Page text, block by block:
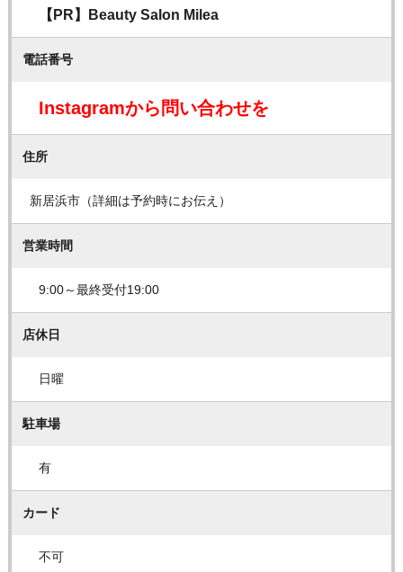
【PR】Beauty Salon Milea
電話番号
Instagramから問い合わせを
住所
新居浜市（詳細は予約時にお伝え）
営業時間
9:00～最終受付19:00
店休日
日曜
駐車場
有
カード
不可